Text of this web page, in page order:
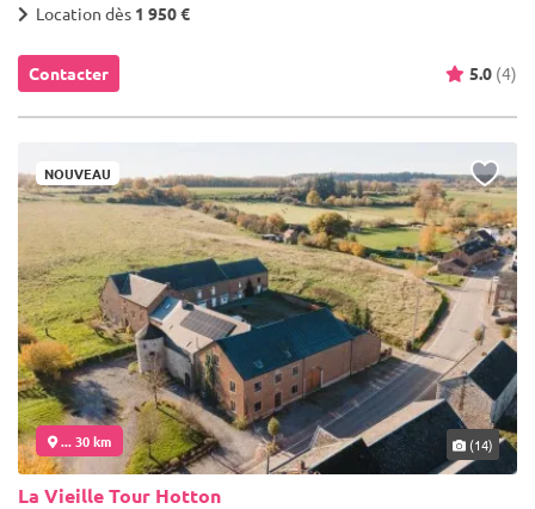
Location dès 1 950 €
Contacter 5.0 (4)
NOUVEAU
... 30 km (14)
La Vieille Tour Hotton